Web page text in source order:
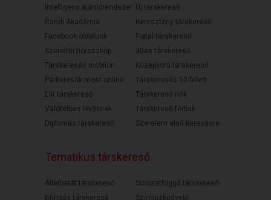
Intelligens ajánlórendszer
Randi Akadémia
Facebook oldalunk
Szerelmi horoszkóp
Társkeresés mobilon
Párkeresők most online
Elit társkereső
Válófélben lévőknek
Diplomás társkereső
Új társkereső
Keresztény társkereső
Fiatal társkereső
30as társkereső
Középkorú társkereső
Társkeresés 50 felett
Társkereső nők
Társkereső férfiak
Szerelem első keresésre
Tematikus társkereső
Állatbarát társkereső
Bringás társkereső
Sorozatfüggő társkereső
Színházkedvelő